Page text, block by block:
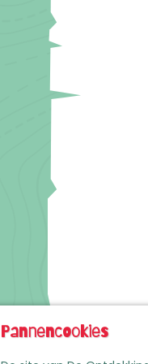
Pannencookies